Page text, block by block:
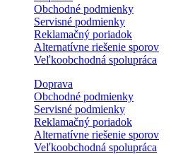
Obchodné podmienky
Servisné podmienky
Reklamačný poriadok
Alternatívne riešenie sporov
Veľkoobchodná spolupráca
Doprava
Obchodné podmienky
Servisné podmienky
Reklamačný poriadok
Alternatívne riešenie sporov
Veľkoobchodná spolupráca